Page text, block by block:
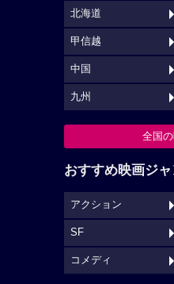
北海道
甲信越
中国
九州
全国
おすすめ映画ジ
アクション
SF
コメディ